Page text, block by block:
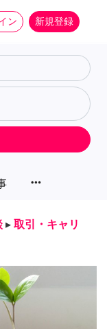
ン 新規登録
more_horiz
▸ 取引・キャリ